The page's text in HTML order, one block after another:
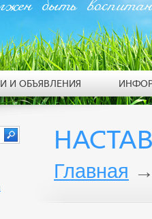
Главная
быть
И ОБЪЯВЛЕНИЯ